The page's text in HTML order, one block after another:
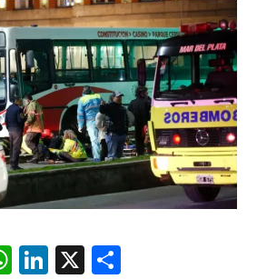
WhatsApp
LinkedIn
X